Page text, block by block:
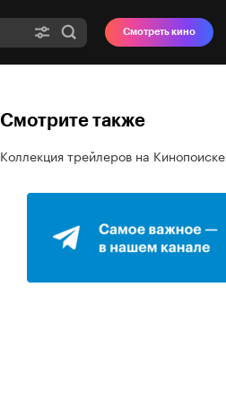
Смотреть кино
Смотрите также
Коллекция трейлеров на Кинопоиске